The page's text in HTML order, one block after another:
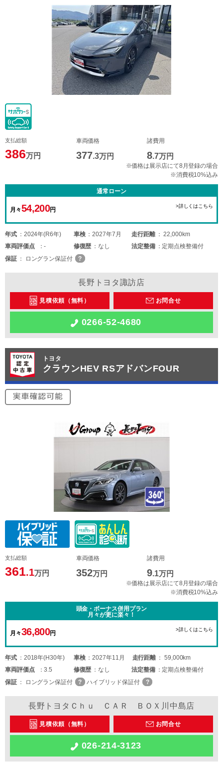
支払総額
386万円
車両価格
377.3万円
諸費用
8.7万円
※価格は展示店にて8月登録の場合
※消費税10%込み
通常ローン
月々54,200円
>詳しくはこちら
年式 2024年(R6年) 車検 2027年7月 走行距離
22,000km
車両評価点 - 修復歴 なし 法定整備
定期点検整備付
保証
ロングラン保証付
長野トヨタ諏訪店
見積依頼（無料） お問合せ
0266-52-4680
トヨタ
クラウンHEV RSアドバンFOUR
支払総額
361.1万円
車両価格
352万円
諸費用
9.1万円
※価格は展示店にて8月登録の場合
※消費税10%込み
頭金・ボーナス併用プラン
月々が更に楽々！
月々36,800円
>詳しくはこちら
年式 2018年(H30年) 車検 2027年11月 走行距離
59,000km
車両評価点 3.5 修復歴 なし 法定整備
定期点検整備付
保証
ロングラン保証付 ハイブリッド保証付
長野トヨタＣｈｕ ＣＡＲ ＢＯＸ川中島店
見積依頼（無料） お問合せ
026-214-3123